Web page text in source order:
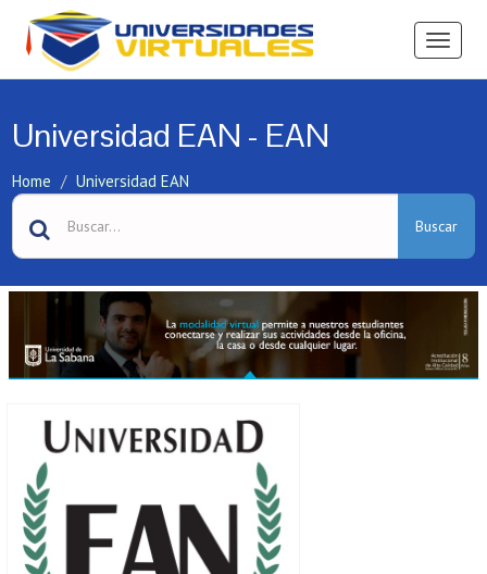
Ver
Universidad EAN - EAN
Home Universidad EAN
Buscar